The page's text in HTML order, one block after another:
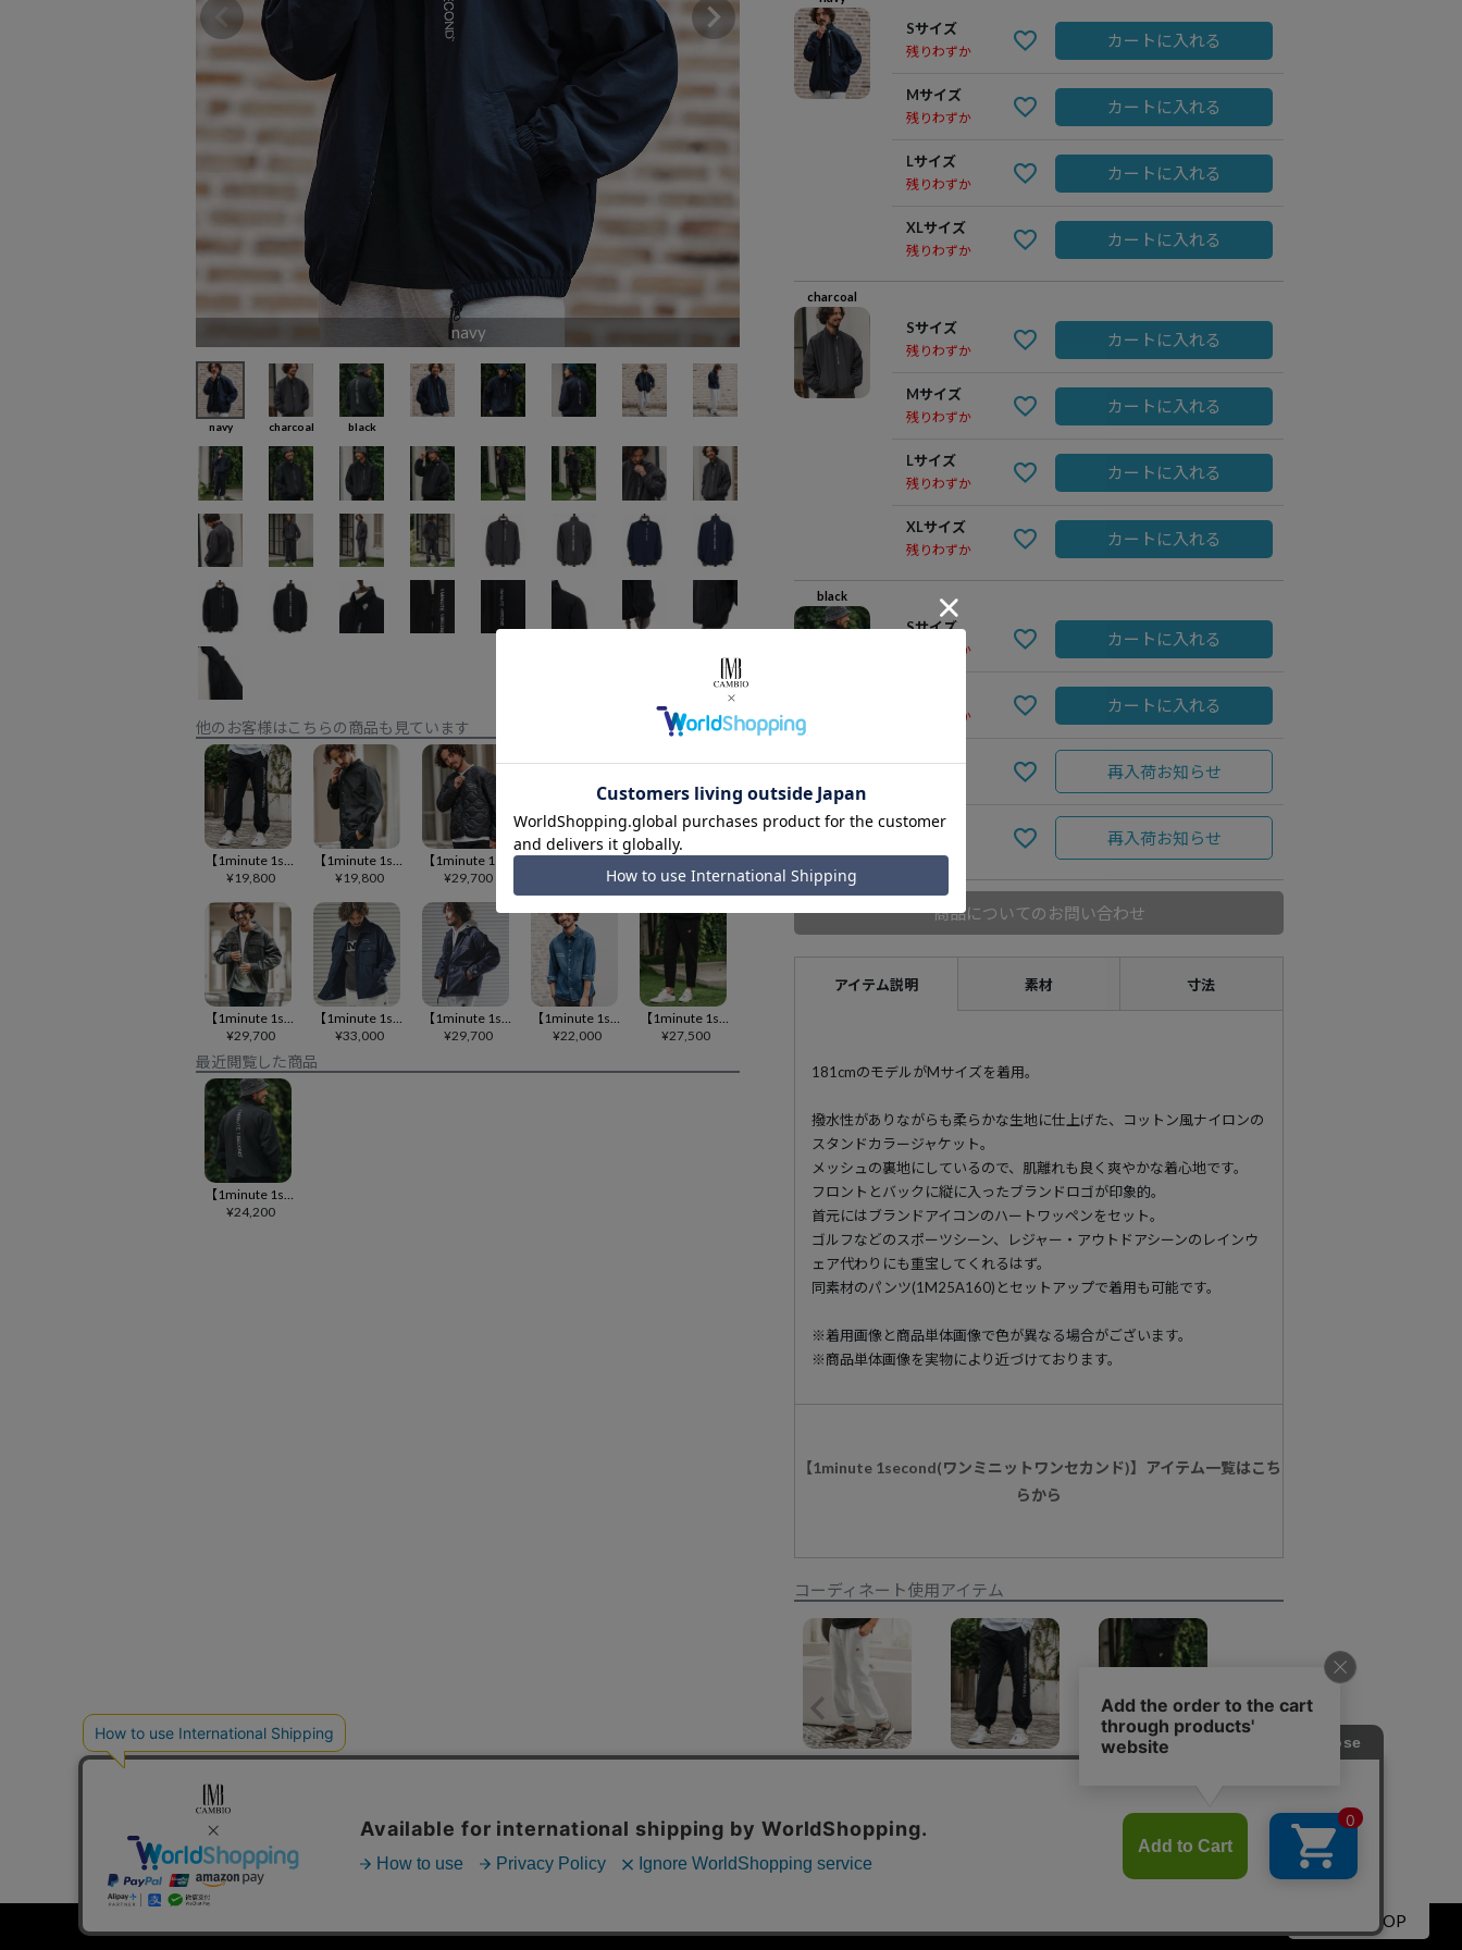
navy charcoal
navy charcoal black
他のお客様はこちらの商品も見ています
【1minute 1second(ワンミニットワンセカンド)】cotton like nylon training pants with logo print ナイロンパンツ(1M25A160)
¥19,800
【1minute 1second(ワンミニットワンセカンド)】oxford band collar shirt with logo print バンドカラーシャツ(1M25A280)
¥19,800
¥29,700
【1minute 1second(ワンミニットワンセカンド)】coach jacket with cursive embroidery コーチジャケット(1M25H260)
【1minute 1second(ワンミニットワンセカンド)】cardboard knit hoody with logo print パーカー(1M25A040)
¥25,850
【1minute 1second(ワンミニットワンセカンド)】corduroy CPO Jacket with cursive embroidery コーデュロイシャツジャケット(1M25A030)
¥29,700
【1minute 1second(ワンミニットワンセカンド)】soft fleece CPO jacket with cursive embroidery フリースジャケット(1M25F140)
¥33,000
【1minute 1second(ワンミニットワンセカンド)】back boa coach jacket with cursive embroidery コーチジャケット(1M25F310)
¥29,700
【1minute 1second(ワンミニットワンセカンド)】long sleeve denim shirt with cursive embroidery デニムシャツ(1M25A260)
¥22,000
【1minute 1second(ワンミニットワンセカンド)】quilted side zip pants with heart patch イージーパンツ(1M25A140)
¥27,500
最近閲覧した商品
【1minute 1second(ワンミニットワンセカンド)】cotton like nylon jacket with logo print スタンドカラージャケット(1M25A150)
¥24,200
Sサイズ
残りわずか
カートに入れる
Mサイズ
残りわずか
カートに入れる
Lサイズ
残りわずか
カートに入れる
XLサイズ
残りわずか
カートに入れる
charcoal
Sサイズ
残りわずか
カートに入れる
Mサイズ
残りわずか
カートに入れる
Lサイズ
残りわずか
カートに入れる
XLサイズ
残りわずか
カートに入れる
black
Sサイズ
残りわずか
カートに入れる
残りわずか
カートに入れる
Lサイズ
再入荷お知らせ
XLサイズ
再入荷お知らせ
商品についてのお問い合わせ
アイテム説明 素材 寸法
181cmのモデルがMサイズを着用。
撥水性がありながらも柔らかな生地に仕上げた、コットン風ナイロンの
スタンドカラージャケット。
メッシュの裏地にしているので、肌離れも良く爽やかな着心地です。
フロントとバックに縦に入ったブランドロゴが印象的。
首元にはブランドアイコンのハートワッペンをセット。
ゴルフなどのスポーツシーン、レジャー・アウトドアシーンのレインウ
ェア代わりにも重宝してくれるはず。
同素材のパンツ(1M25A160)とセットアップで着用も可能です。
※着用画像と商品単体画像で色が異なる場合がございます。
※商品単体画像を実物により近づけております。
【1minute 1second(ワンミニットワンセカンド)】アイテム一覧はこち
らから
コーディネート使用アイテム
【1minute 1second(ワンミニットワンセカンド)】12oz heavy weight pants with logo print スウェットパンツ(1M25A180) 【1minute 1second(ワンミニットワンセカンド)】cotton like nylon training pants with logo print ナイロンパンツ(1M25A160)
▲PAGE TOP